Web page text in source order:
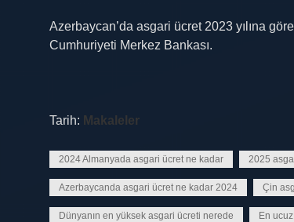
Azerbaycan’da asgari ücret 2023 yılına
Cumhuriyeti Merkez Bankası.
Tarih: Makaleler
2024 Almanyada asgari ücret ne kadar 2025
Azerbaycanda asgari ücret ne kadar 2024 Çin
Dünyanın en yüksek asgari ücreti nerede En